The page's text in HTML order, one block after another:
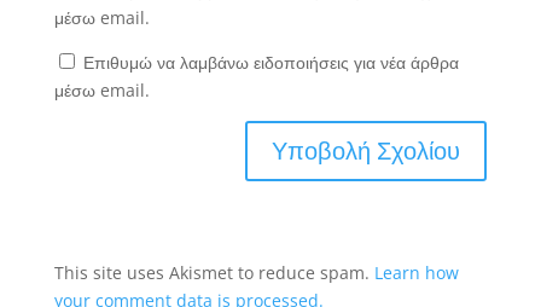
μέσω email.
Επιθυμώ να λαμβάνω ειδοποιήσεις για νέα άρθρα
μέσω email.
This site uses Akismet to reduce spam. Learn how
your comment data is processed.